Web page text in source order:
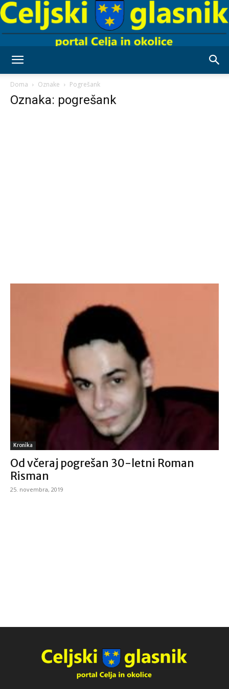
Doma Oznake Pogrešank
Oznaka: pogrešank
Kronika
Od včeraj pogrešan 30-letni Roman
Risman
25. novembra, 2019